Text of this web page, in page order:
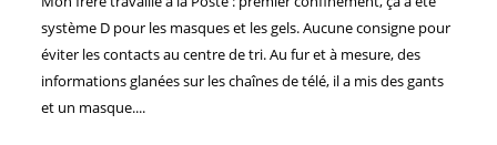
système D pour les masques et les gels. Aucune consigne pour
éviter les contacts au centre de tri. Au fur et à mesure, des
informations glanées sur les chaînes de télé, il a mis des gants
et un masque....